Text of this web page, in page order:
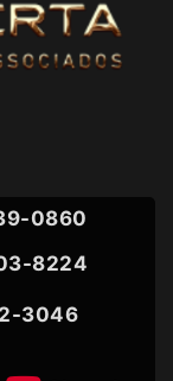
0860
8224
3046